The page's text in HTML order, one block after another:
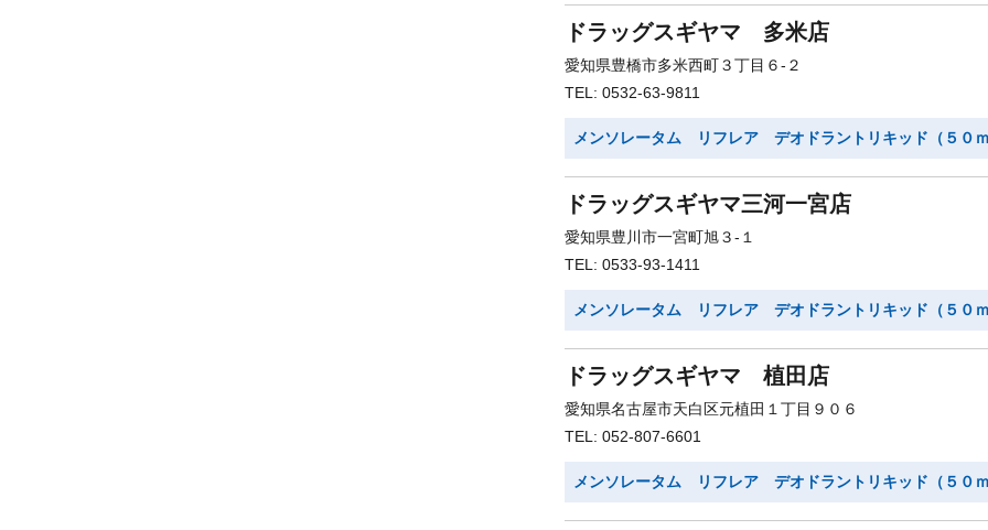
ドラッグスギヤマ 多米店
愛知県豊橋市多米西町３丁目６-２
TEL: 0532-63-9811
メンソレータム リフレア デオドラントリキッド（５０ｍ
ドラッグスギヤマ三河一宮店
愛知県豊川市一宮町旭３-１
TEL: 0533-93-1411
メンソレータム リフレア デオドラントリキッド（５０ｍ
ドラッグスギヤマ 植田店
愛知県名古屋市天白区元植田１丁目９０６
TEL: 052-807-6601
メンソレータム リフレア デオドラントリキッド（５０ｍ